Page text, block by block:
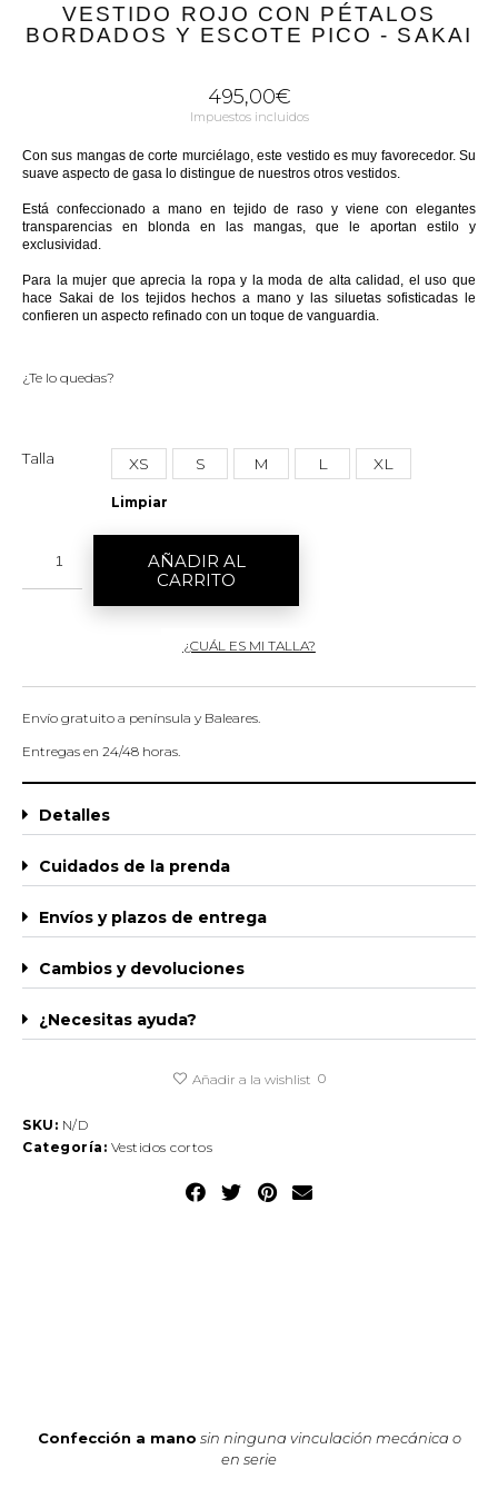
VESTIDO ROJO CON PÉTALOS
BORDADOS Y ESCOTE PICO - SAKAI
495,00€
Impuestos incluidos
Con sus mangas de corte murciélago, este vestido es muy favorecedor. Su
suave aspecto de gasa lo distingue de nuestros otros vestidos.
Está confeccionado a mano en tejido de raso y viene con elegantes
transparencias en blonda en las mangas, que le aportan estilo y
exclusividad.
Para la mujer que aprecia la ropa y la moda de alta calidad, el uso que
hace Sakai de los tejidos hechos a mano y las siluetas sofisticadas le
confieren un aspecto refinado con un toque de vanguardia.
¿Te lo quedas?
Talla XS S M L XL
Limpiar
AÑADIR AL
CARRITO
¿CUÁL ES MI TALLA?
Envío gratuito a península y Baleares.
Entregas en 24/48 horas.
Detalles
Cuidados de la prenda
Envíos y plazos de entrega
Cambios y devoluciones
¿Necesitas ayuda?
Añadir a la wishlist 0
SKU: N/D
Categoría: Vestidos cortos
Confección a mano sin ninguna vinculación mecánica o
en serie